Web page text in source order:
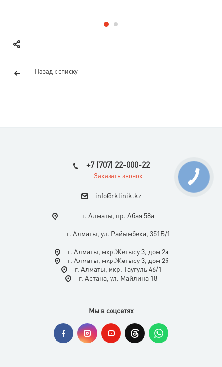
Назад к списку
+7 (707) 22-000-22
Заказать звонок
info@rklinik.kz
г. Алматы, пр. Абая 58а
г. Алматы, ул. Райымбека, 351Б/1
г. Алматы, мкр.Жетысу 3, дом 2а
г. Алматы, мкр.Жетысу 3, дом 2б
г. Алматы, мкр. Таугуль 46/1
г. Астана, ул. Майлина 18
Мы в соцсетях